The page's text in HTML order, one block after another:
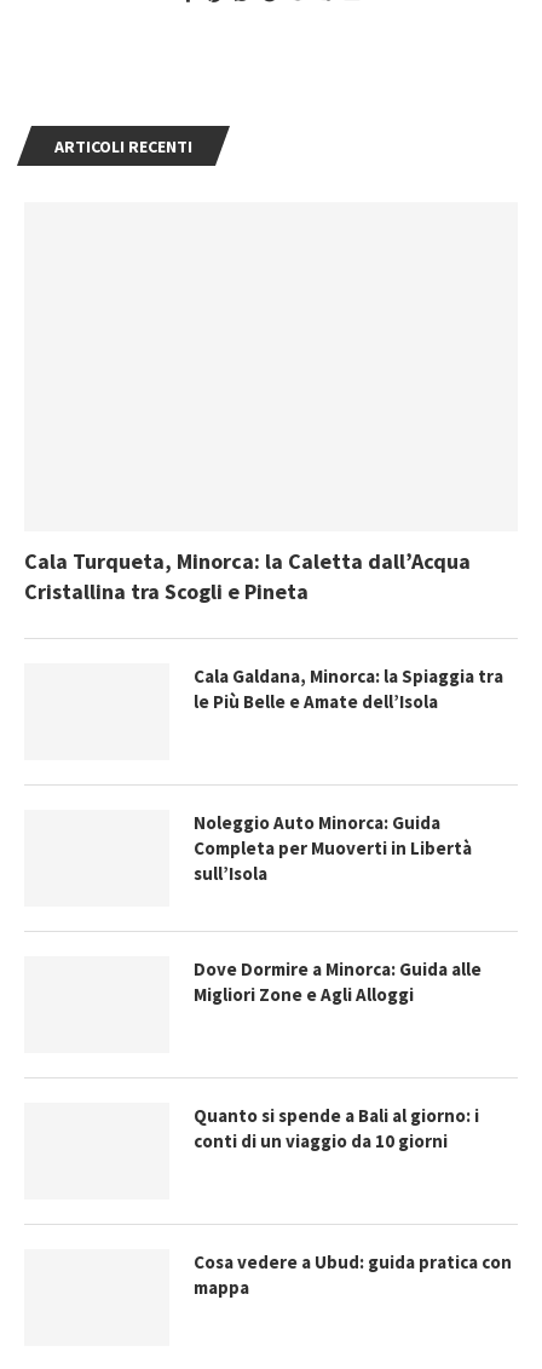
ARTICOLI RECENTI
Cala Turqueta, Minorca: la Caletta dall’Acqua
Cristallina tra Scogli e Pineta
Cala Galdana, Minorca: la Spiaggia tra
le Più Belle e Amate dell’Isola
Noleggio Auto Minorca: Guida
Completa per Muoverti in Libertà
sull’Isola
Dove Dormire a Minorca: Guida alle
Migliori Zone e Agli Alloggi
Quanto si spende a Bali al giorno: i
conti di un viaggio da 10 giorni
Cosa vedere a Ubud: guida pratica con
mappa